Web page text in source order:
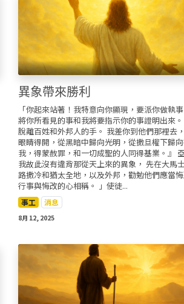
異象帶來勝利
「你起來站著！我特意向你顯現，要派你做執
將你所看見的事和我將要指示你的事證明出來
脫離百姓和外邦人的手。 我差你到他們那裡去
眼睛得開，從黑暗中歸向光明，從撒旦權下歸
我，得蒙赦罪，和一切成聖的人同得基業。』
我故此沒有違背那從天上來的異象， 先在大馬
路撒冷和猶太全地，以及外邦，勸勉他們應當悔
行事與悔改的心相稱。 」使徒...
事工 消息
8月 12, 2025